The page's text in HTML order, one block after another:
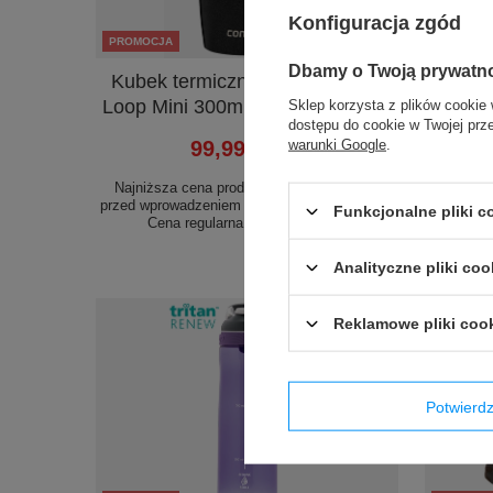
PROMOCJA
Kubek termiczny Contigo West
Loop Mini 300ml - czarny metalik
99,99 zł szt.
Najniższa cena produktu w okresie 30 dni
przed wprowadzeniem obniżki:
139,99 zł -28%
Cena regularna:
Kubek
przed
Konfiguracja zgód
Dbamy o Twoją
Sklep korzysta z plików cookie
dostępu do cookie w Twojej
warunki Google
Funkcjonalne pliki
Analityczne pliki
Reklamowe pliki